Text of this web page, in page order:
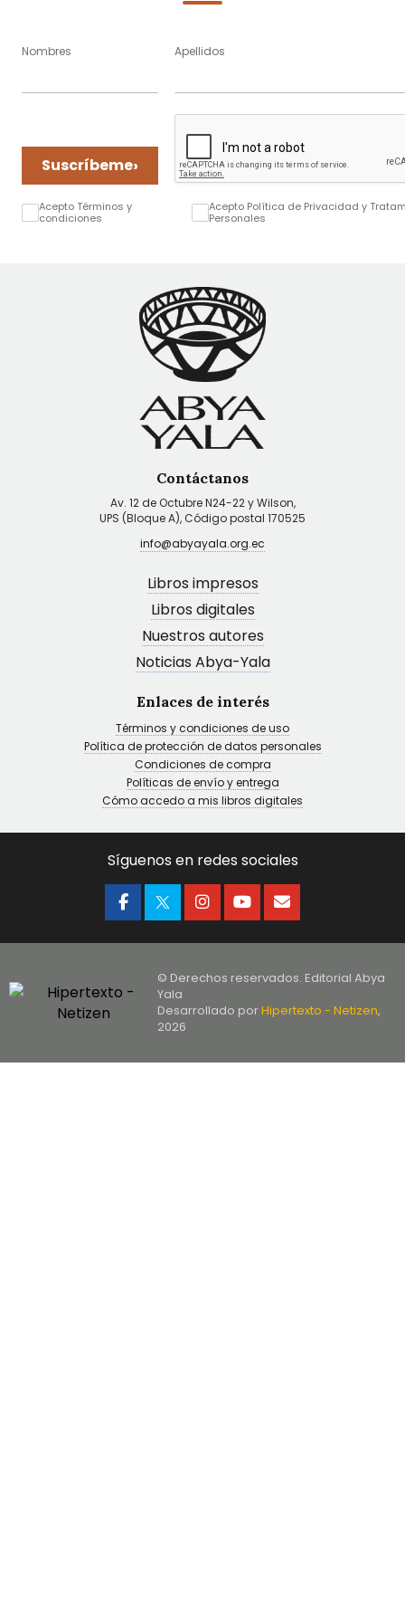
Nombres Apellidos
Suscríbeme›
Acepto Términos y
condiciones
Acepto Política de Privacidad y
Personales
Contáctanos
Av. 12 de Octubre N24-22 y Wilson,
UPS (Bloque A), Código postal 170525
info@abyayala.org.ec
Libros impresos
Libros digitales
Nuestros autores
Noticias Abya-Yala
Enlaces de interés
Términos y condiciones de uso
Política de protección de datos personales
Condiciones de compra
Políticas de envío y entrega
Cómo accedo a mis libros digitales
Síguenos en redes sociales
© Derechos reservados. Editorial Abya
Yala
Desarrollado porHipertexto - Netizen,
2026